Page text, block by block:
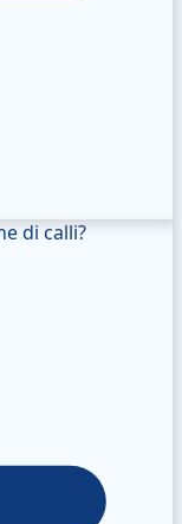
di calli?